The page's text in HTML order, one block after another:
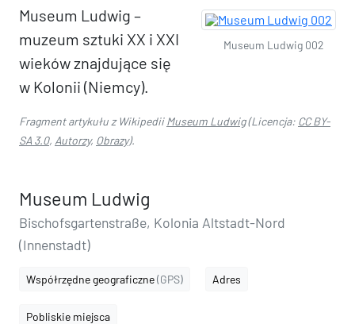
Museum Ludwig 002
Museum Ludwig –
muzeum sztuki XX i XXI
wieków znajdujące się
w Kolonii (Niemcy).
Fragment artykułu z WikipediiMuseum Ludwig(Licencja: CC BY-
SA 3.0, Autorzy, Obrazy).
Museum Ludwig
Bischofsgartenstraße, Kolonia Altstadt-Nord
(Innenstadt)
Współrzędne geograficzne(GPS) Adres
Pobliskie miejsca